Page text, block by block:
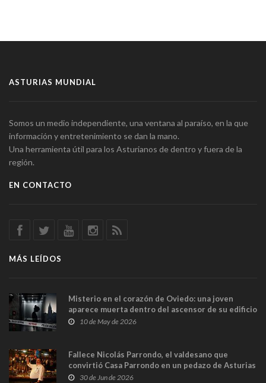
ASTURIAS MUNDIAL
Somos un medio independiente, una ventana al paraíso, en la que
información y entretenimiento se dan la mano.
Una herramienta útil para los Asturianos de dentro y fuera de la
región.
EN CONTACTO
MÁS LEÍDOS
Misterio en el corazón de Oviedo: una joven
aparece muerta dentro del ascensor de su edificio
y las cámaras captan sus últimos minutos
10 de May de 2026
Fallece Nicolás Parrondo, el valdesano que
convirtió Casa Parrondo en un pedazo de Asturias
en Madrid
30 de Jun de 2026